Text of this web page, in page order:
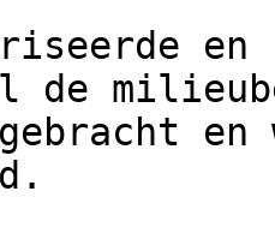
en